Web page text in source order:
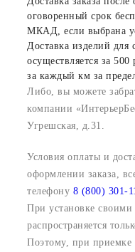
оговоренный срок
МКАД, если выбрана
Доставка изделий для
осуществляется за
за каждый км за
Либо, вы можете
компании
Угрешская, д.31.
Условия оплаты и
оформлении заказа,
телефону 8 (800) 301-
При установке своими
распространяется
Поэтому, при приемке